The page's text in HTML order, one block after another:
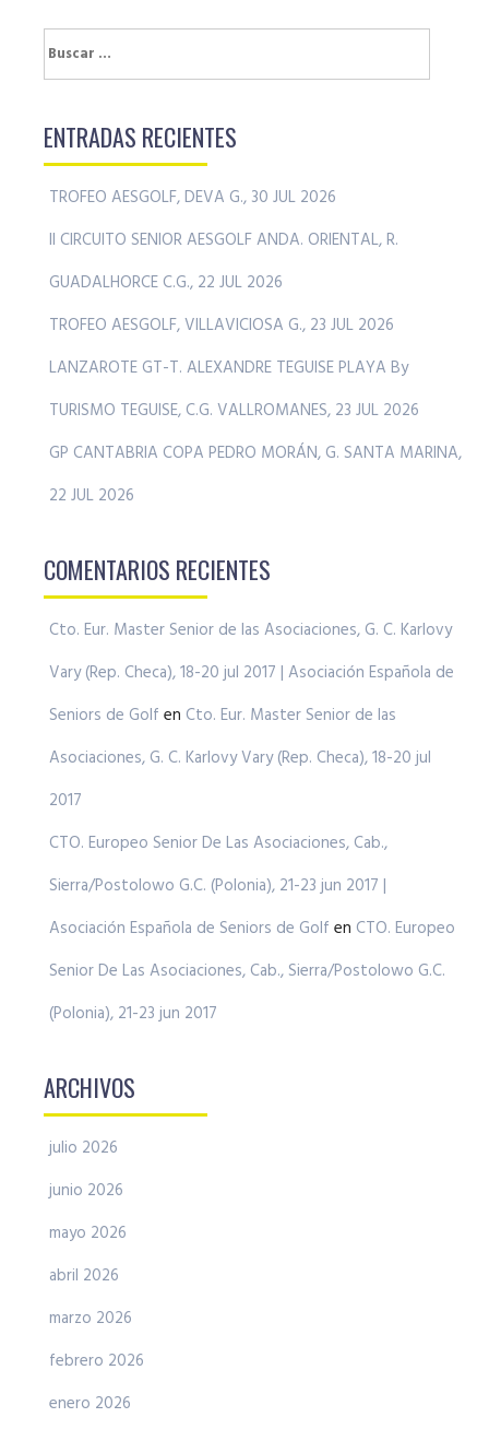
Buscar:
ENTRADAS RECIENTES
TROFEO AESGOLF, DEVA G., 30 JUL 2026
II CIRCUITO SENIOR AESGOLF ANDA. ORIENTAL, R.
GUADALHORCE C.G., 22 JUL 2026
TROFEO AESGOLF, VILLAVICIOSA G., 23 JUL 2026
LANZAROTE GT-T. ALEXANDRE TEGUISE PLAYA By
TURISMO TEGUISE, C.G. VALLROMANES, 23 JUL 2026
GP CANTABRIA COPA PEDRO MORÁN, G. SANTA MARINA,
22 JUL 2026
COMENTARIOS RECIENTES
Cto. Eur. Master Senior de las Asociaciones, G. C. Karlovy
Vary (Rep. Checa), 18-20 jul 2017 | Asociación Española de
Seniors de Golf en Cto. Eur. Master Senior de las
Asociaciones, G. C. Karlovy Vary (Rep. Checa), 18-20 jul
2017
CTO. Europeo Senior De Las Asociaciones, Cab.,
Sierra/Postolowo G.C. (Polonia), 21-23 jun 2017 |
Asociación Española de Seniors de Golf en CTO. Europeo
Senior De Las Asociaciones, Cab., Sierra/Postolowo G.C.
(Polonia), 21-23 jun 2017
ARCHIVOS
julio 2026
junio 2026
mayo 2026
abril 2026
marzo 2026
febrero 2026
enero 2026